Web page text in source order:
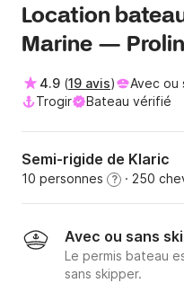
Location
Marine —
4.9 (19 avis) Avec ou
Trogir
Bateau vérifié
Semi-rigide de Klaric
10 personnes ? · 250
Avec ou sans
Le permis bateau
sans skipper.